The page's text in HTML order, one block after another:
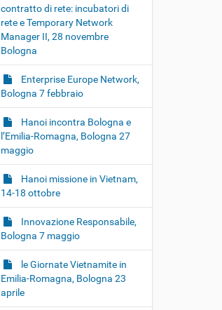
contratto di rete: incubatori di
rete e Temporary Network
Manager II, 28 novembre
Bologna
Enterprise Europe Network,
Bologna 7 febbraio
Hanoi incontra Bologna e
l’Emilia-Romagna, Bologna 27
maggio
Hanoi missione in Vietnam,
14-18 ottobre
Innovazione Responsabile,
Bologna 7 maggio
le Giornate Vietnamite in
Emilia-Romagna, Bologna 23
aprile